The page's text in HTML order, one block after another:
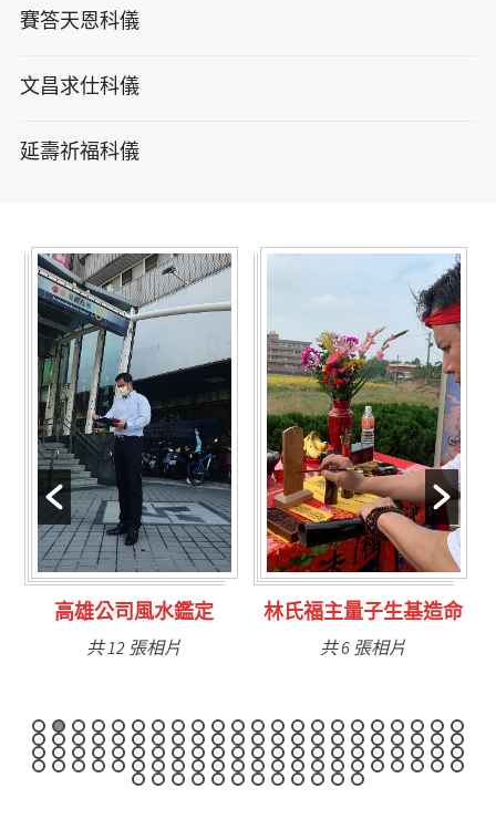
賽答天恩科儀
文昌求仕科儀
延壽祈福科儀
林氏福主量子生基造命
共 6 張相片
台南永康風水鑑定
共 9 張相片